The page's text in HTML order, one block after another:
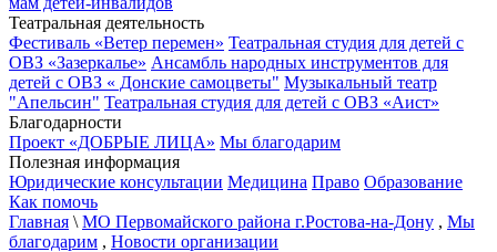
Театральная деятельность
Фестиваль «Ветер перемен» Театральная студия для детей с
ОВЗ «Зазеркалье» Ансамбль народных инструментов для
детей с ОВЗ « Донские самоцветы" Музыкальный театр
"Апельсин" Театральная студия для детей с ОВЗ «Аист»
Благодарности
Проект «ДОБРЫЕ ЛИЦА» Мы благодарим
Полезная информация
Юридические консультации Медицина Право Образование
Как помочь
Главная \ МО Первомайского района г.Ростова-на-Дону , Мы
благодарим , Новости организации